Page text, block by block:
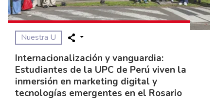
Nuestra U
Internacionalización y vanguardia:
Estudiantes de la UPC de Perú viven la
inmersión en marketing digital y
tecnologías emergentes en el Rosario